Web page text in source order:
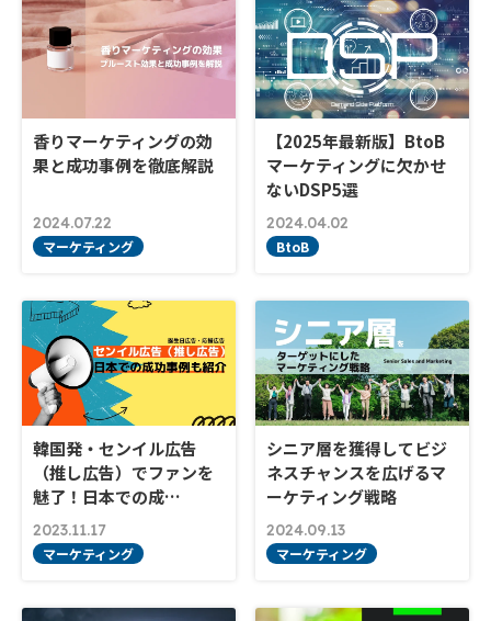
香りマーケティングの効
果と成功事例を徹底解説
2024.07.22
マーケティング
【2025年最新版】BtoB
マーケティングに欠かせ
ないDSP5選
2024.04.02
BtoB
韓国発・センイル広告
（推し広告）でファンを
魅了！日本での成…
2023.11.17
マーケティング
シニア層を獲得してビジ
ネスチャンスを広げるマ
ーケティング戦略
2024.09.13
マーケティング